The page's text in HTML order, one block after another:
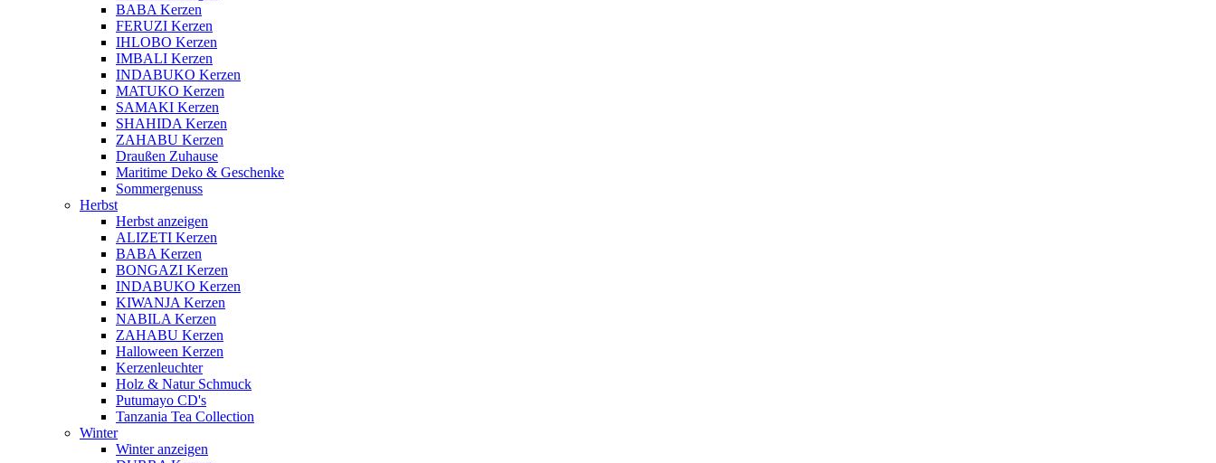
BABA Kerzen
FERUZI Kerzen
IHLOBO Kerzen
IMBALI Kerzen
INDABUKO Kerzen
MATUKO Kerzen
SAMAKI Kerzen
SHAHIDA Kerzen
ZAHABU Kerzen
Draußen Zuhause
Maritime Deko & Geschenke
Sommergenuss
Herbst
Herbst anzeigen
ALIZETI Kerzen
BABA Kerzen
BONGAZI Kerzen
INDABUKO Kerzen
KIWANJA Kerzen
NABILA Kerzen
ZAHABU Kerzen
Halloween Kerzen
Kerzenleuchter
Holz & Natur Schmuck
Putumayo CD's
Tanzania Tea Collection
Winter
Winter anzeigen